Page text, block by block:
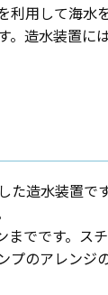
利用して海
造水装置に
た造水装置
でです。ス
のアレンジ